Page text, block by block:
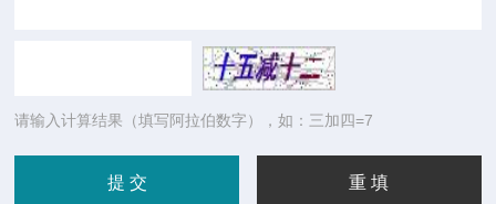
请输入计算结果（填写阿拉伯数字），如：三加四=7